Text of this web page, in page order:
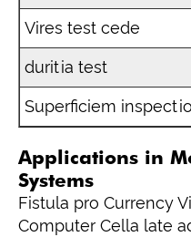
Vires test cede
duritia test
Superficiem
Applications in
Systems
Fistula pro Currency
Computer Cella late